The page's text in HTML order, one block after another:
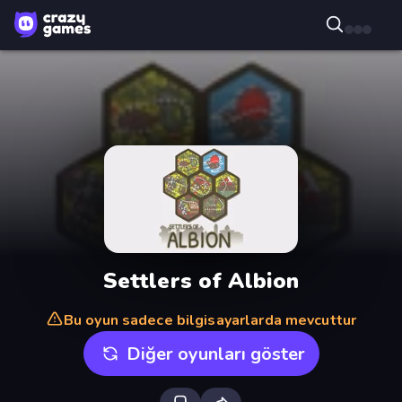
Settlers of Albion
Bu oyun sadece bilgisayarlarda mevcuttur
Diğer oyunları göster